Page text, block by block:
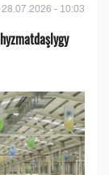
28.07.2026 - 10:03